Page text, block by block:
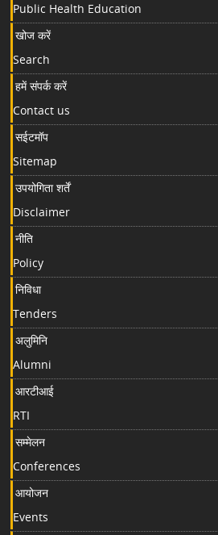
Public Health Education
खोज करें
Search
हमें संपर्क करें
Contact us
सईटमॉप
Sitemap
उपयोगिता शर्तें
Disclaimer
नीति
Policy
निविधा
Tenders
अलुमिनि
Alumni
आरटीआई
RTI
सम्मेलन
Conferences
आयोजन
Events